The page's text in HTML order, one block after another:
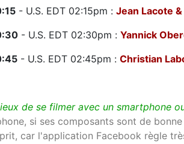
- U.S. EDT 02:15pm : Jean Lacote
- U.S. EDT 02:30pm : Yannick
- U.S. EDT 02:45pm : Christian
de se filmer avec un smartphone
si ses composants sont de
car l'application Facebook règle